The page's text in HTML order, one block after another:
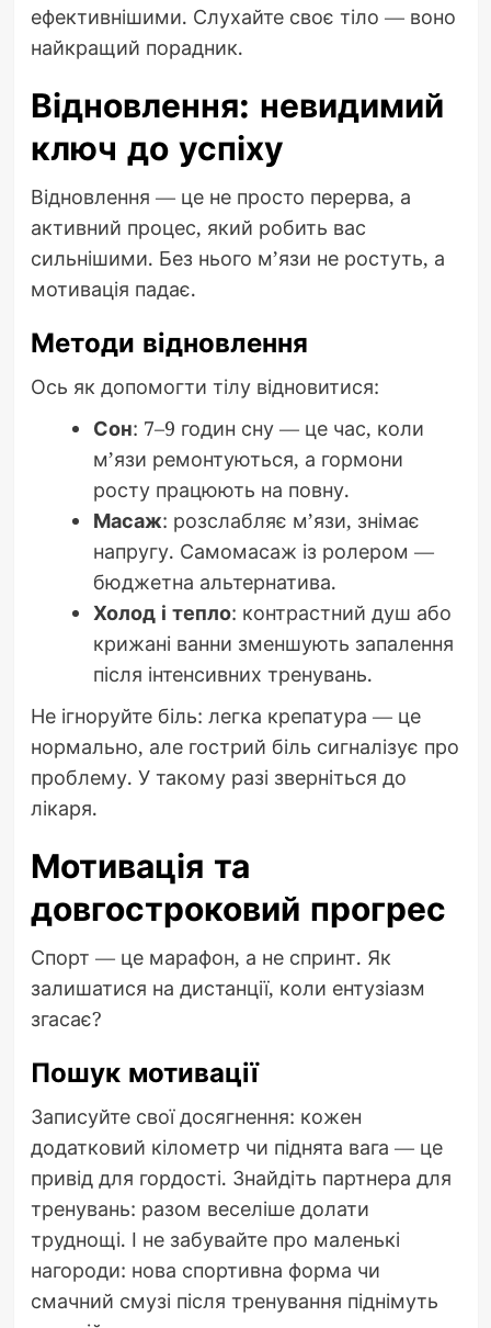
ефективнішими. Слухайте своє тіло — воно
найкращий порадник.
Відновлення: невидимий
ключ до успіху
Відновлення — це не просто перерва, а
активний процес, який робить вас
сильнішими. Без нього м’язи не ростуть, а
мотивація падає.
Методи відновлення
Ось як допомогти тілу відновитися:
Сон: 7–9 годин сну — це час, коли
м’язи ремонтуються, а гормони
росту працюють на повну.
Масаж: розслабляє м’язи, знімає
напругу. Самомасаж із ролером —
бюджетна альтернатива.
Холод і тепло: контрастний душ або
крижані ванни зменшують запалення
після інтенсивних тренувань.
Не ігноруйте біль: легка крепатура — це
нормально, але гострий біль сигналізує про
проблему. У такому разі зверніться до
лікаря.
Мотивація та
довгостроковий прогрес
Спорт — це марафон, а не спринт. Як
залишатися на дистанції, коли ентузіазм
згасає?
Пошук мотивації
Записуйте свої досягнення: кожен
додатковий кілометр чи піднята вага — це
привід для гордості. Знайдіть партнера для
тренувань: разом веселіше долати
труднощі. І не забувайте про маленькі
нагороди: нова спортивна форма чи
смачний смузі після тренування піднімуть